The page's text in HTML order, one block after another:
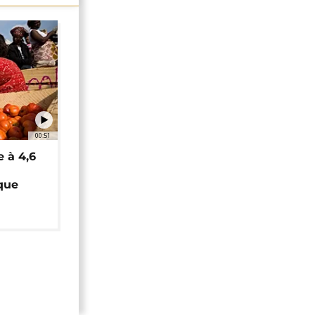
00:51
à 4,6